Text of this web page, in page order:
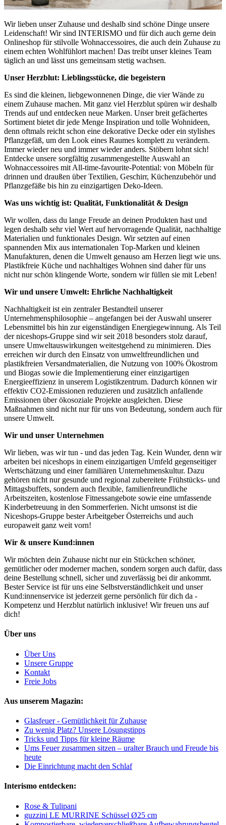
Wir lieben unser Zuhause und deshalb sind schöne Dinge unsere
Leidenschaft! Wir sind INTERISMO und für dich auch gerne dein
Onlineshop für stilvolle Wohnaccessoires, die auch dein Zuhause zu
einem echten Wohlfühlort machen! Das treibt unser kleines Team
täglich an und lässt uns gemeinsam stetig wachsen.
Unser Herzblut: Lieblingsstücke, die begeistern
Es sind die kleinen, liebgewonnenen Dinge, die vier Wände zu
einem Zuhause machen. Mit ganz viel Herzblut spüren wir deshalb
Trends auf und entdecken neue Marken. Unser breit gefächertes
Sortiment bietet dir jede Menge Inspiration und tolle Wohnideen,
denn oftmals reicht schon eine dekorative Decke oder ein stylishes
Pflanzgefäß, um den Look eines Raumes komplett zu verändern.
Immer wieder neu und immer wieder anders. Stöbern lohnt sich!
Entdecke unsere sorgfältig zusammengestellte Auswahl an
Wohnaccessoires mit All-time-favourite-Potential: von Möbeln für
drinnen und draußen über Textilien, Geschirr, Küchenzubehör und
Pflanzgefäße bis hin zu einzigartigen Deko-Ideen.
Was uns wichtig ist: Qualität, Funktionalität & Design
Wir wollen, dass du lange Freude an deinen Produkten hast und
legen deshalb sehr viel Wert auf hervorragende Qualität, nachhaltige
Materialien und funktionales Design. Wir setzten auf einen
spannenden Mix aus internationalen Top-Marken und kleinen
Manufakturen, denen die Umwelt genauso am Herzen liegt wie uns.
Plastikfreie Küche und nachhaltiges Wohnen sind daher für uns
nicht nur schön klingende Worte, sondern wir füllen sie mit Leben!
Wir und unsere Umwelt: Ehrliche Nachhaltigkeit
Nachhaltigkeit ist ein zentraler Bestandteil unserer
Unternehmensphilosophie – angefangen bei der Auswahl unserer
Lebensmittel bis hin zur eigenständigen Energiegewinnung. Als Teil
der niceshops-Gruppe sind wir seit 2018 besonders stolz darauf,
unsere Umweltauswirkungen weitestgehend zu minimieren. Dies
erreichen wir durch den Einsatz von umweltfreundlichen und
plastikfreien Versandmaterialien, die Nutzung von 100% Ökostrom
und Biogas sowie die Implementierung einer einzigartigen
Energieeffizienz in unserem Logistikzentrum. Dadurch können wir
effektiv CO2-Emissionen reduzieren und zusätzlich anfallende
Emissionen über ökosoziale Projekte ausgleichen. Diese
Maßnahmen sind nicht nur für uns von Bedeutung, sondern auch für
unsere Umwelt.
Wir und unser Unternehmen
Wir lieben, was wir tun - und das jeden Tag. Kein Wunder, denn wir
arbeiten bei niceshops in einem einzigartigen Umfeld gegenseitiger
Wertschätzung und einer familiären Unternehmenskultur. Dazu
gehören nicht nur gesunde und regional zubereitete Frühstücks- und
Mittagsbuffets, sondern auch flexible, familienfreundliche
Arbeitszeiten, kostenlose Fitnessangebote sowie eine umfassende
Kinderbetreuung in den Sommerferien. Nicht umsonst ist die
Niceshops-Gruppe bester Arbeitgeber Österreichs und auch
europaweit ganz weit vorn!
Wir & unsere Kund:innen
Wir möchten dein Zuhause nicht nur ein Stückchen schöner,
gemütlicher oder moderner machen, sondern sorgen auch dafür, dass
deine Bestellung schnell, sicher und zuverlässig bei dir ankommt.
Bester Service ist für uns eine Selbstverständlichkeit und unser
Kund:innenservice ist jederzeit gerne persönlich für dich da -
Kompetenz und Herzblut natürlich inklusive! Wir freuen uns auf
dich!
Über uns
Über Uns
Unsere Gruppe
Kontakt
Freie Jobs
Aus unserem Magazin:
Glasfeuer - Gemütlichkeit für Zuhause
Zu wenig Platz? Unsere Lösungstipps
Tricks und Tipps für kleine Räume
Ums Feuer zusammen sitzen – uralter Brauch und Freude bis
heute
Die Einrichtung macht den Schlaf
Interismo entdecken:
Rose & Tulipani
guzzini LE MURRINE Schüssel Ø25 cm